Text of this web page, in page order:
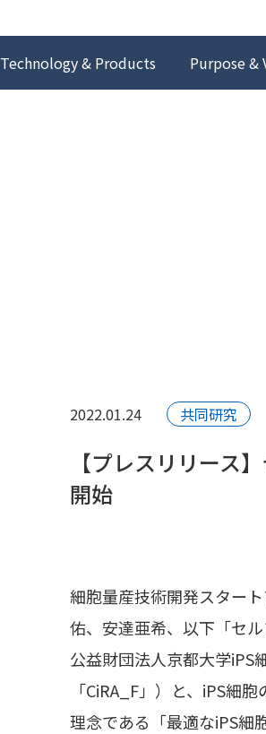
Technology & Products Purpose &
2022.01.24 共同研究
【プレスリリース
開始
細胞量産技術開発スター
佑、安達亜希、以下「セ
公益財団法人京都大学iPS
「CiRA_F」）と、iPS細
理念である「最適なiPS細